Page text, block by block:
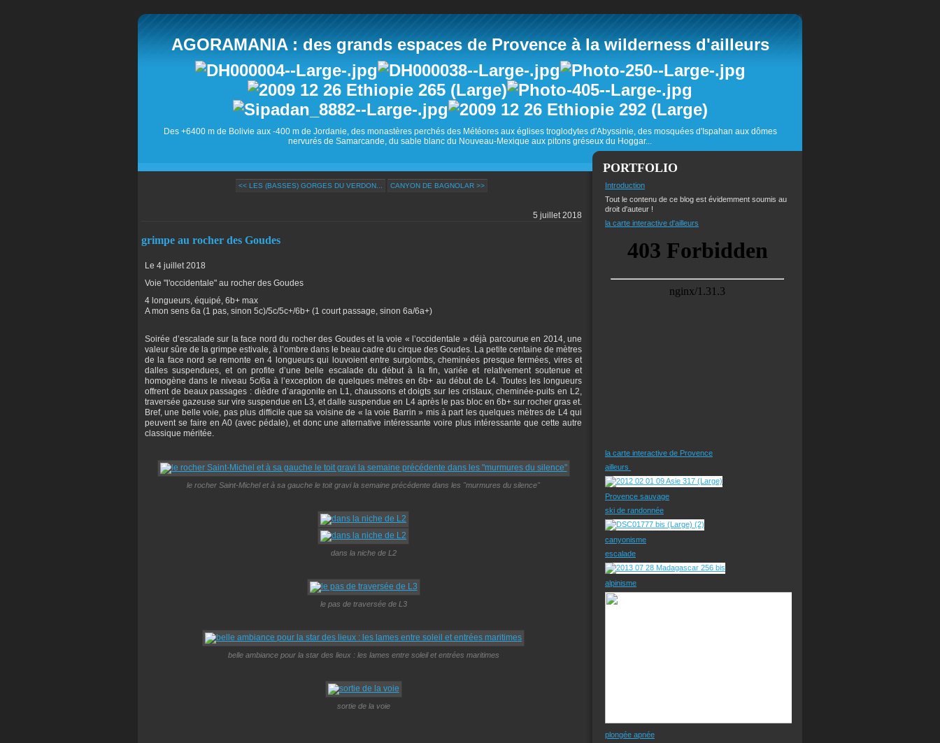
AGORAMANIA : des grands espaces de Provence à la wilderness d'ailleurs
Des +6400 m de Bolivie aux -400 m de Jordanie, des monastères perchés des Météores aux églises troglodytes d'Abyssinie, des mosquées d'Ispahan aux dômes
nervurés de Samarcande, du sable blanc du Nouveau-Mexique aux pitons gréseux du Hoggar...
<< LES (BASSES) GORGES DU VERDON... CANYON DE BAGNOLAR >>
5 juillet 2018
grimpe au rocher des Goudes
Le 4 juillet 2018
Voie "l'occidentale" au rocher des Goudes
4 longueurs, équipé, 6b+ max
A mon sens 6a (1 pas, sinon 5c)/5c/5c+/6b+ (1 court passage, sinon 6a/6a+)
Soirée d’escalade sur la face nord du rocher des Goudes et la voie « l’occidentale » déjà parcourue en 2014, une
valeur sûre de la grimpe estivale, à l’ombre dans le beau cadre du cirque des Goudes. La petite centaine de mètres
de la face nord se remonte en 4 longueurs qui louvoient entre surplombs, cheminées presque fermées, vires et
dalles suspendues, et on profite d’une belle escalade du début à la fin, variée et relativement soutenue et
homogène dans le niveau 5c/6a à l’exception de quelques mètres en 6b+ au début de L4. Toutes les longueurs
offrent de beaux passages : dièdre d’aragonite en L1, chaussons et doigts sur les cristaux, cheminée-puits en L2,
traversée gazeuse sur vire suspendue en L3, et dalle suspendue en L4 après le pas bloc en 6b+ sur rocher gras et.
Bref, une belle voie, pas plus difficile que sa voisine de « la voie Barrin » mis à part les quelques mètres de L4 qui
peuvent se faire en A0 (avec pédale), et donc une alternative intéressante voire plus intéressante que cette autre
classique méritée.
le rocher Saint-Michel et à sa gauche le toit gravi la semaine précédente dans les "murmures du silence"
dans la niche de L2
le pas de traversée de L3
belle ambiance pour la star des lieux : les lames entre soleil et entrées maritimes
sortie de la voie
PORTFOLIO
Introduction
Tout le contenu de ce blog est évidemment soumis au
droit d'auteur !
la carte interactive d'ailleurs
la carte interactive de Provence
ailleurs
Provence sauvage
ski de randonnée
canyonisme
escalade
alpinisme
plongée apnée